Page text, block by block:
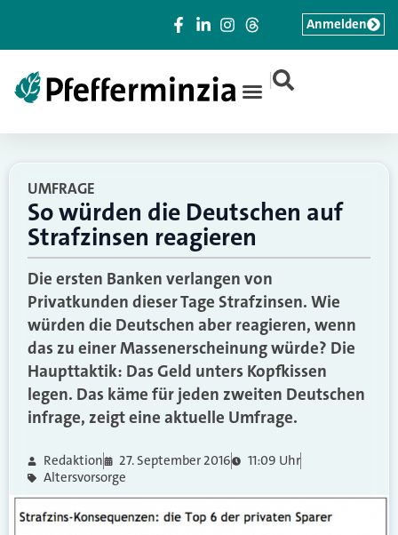
|
Anmelden
UMFRAGE
So würden die Deutschen auf
Strafzinsen reagieren
Die ersten Banken verlangen von
Privatkunden dieser Tage Strafzinsen. Wie
würden die Deutschen aber reagieren, wenn
das zu einer Massenerscheinung würde? Die
Haupttaktik: Das Geld unters Kopfkissen
legen. Das käme für jeden zweiten Deutschen
infrage, zeigt eine aktuelle Umfrage.
Redaktion 27. September 2016
11:09 Uhr
Altersvorsorge